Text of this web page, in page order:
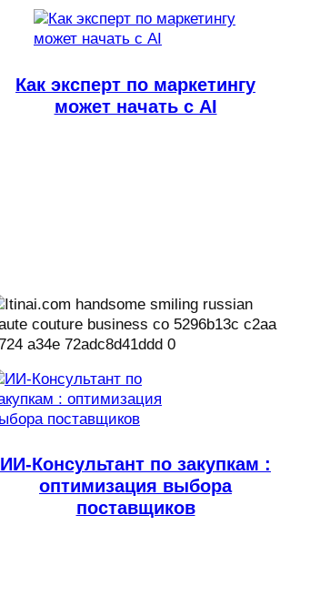
Как эксперт по маркетингу
может начать с AI
ИИ-Консультант по закупкам :
оптимизация выбора
поставщиков